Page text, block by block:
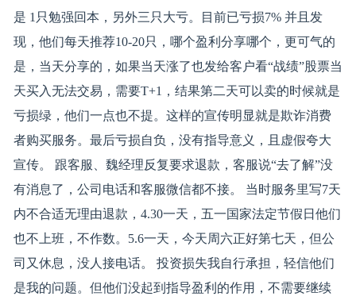
是 1只勉强回本，另外三只大亏。目前已亏损7% 并且发
现，他们每天推荐10-20只，哪个盈利分享哪个，更可气的
是，当天分享的，如果当天涨了也发给客户看“战绩”股票当
天买入无法交易，需要T+1，结果第二天可以卖的时候就是
亏损绿，他们一点也不提。这样的宣传明显就是欺诈消费
者购买服务。最后亏损自负，没有指导意义，且虚假夸大
宣传。 跟客服、魏经理反复要求退款，客服说“去了解”没
有消息了，公司电话和客服微信都不接。 当时服务里写7天
内不合适无理由退款，4.30一天，五一国家法定节假日他们
也不上班，不作数。5.6一天，今天周六正好第七天，但公
司又休息，没人接电话。 投资损失我自行承担，轻信他们
是我的问题。但他们没起到指导盈利的作用，不需要继续